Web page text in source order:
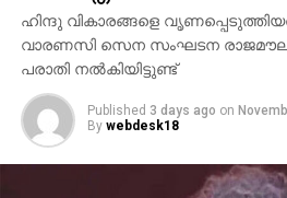
ഹിന്ദു വികാരങ്ങളെ
വാരണസി സെന സംഘടന
പരാതി നല്‍കിയിട്ടുണ്ട്
Published 3 days ago on
By webdesk18